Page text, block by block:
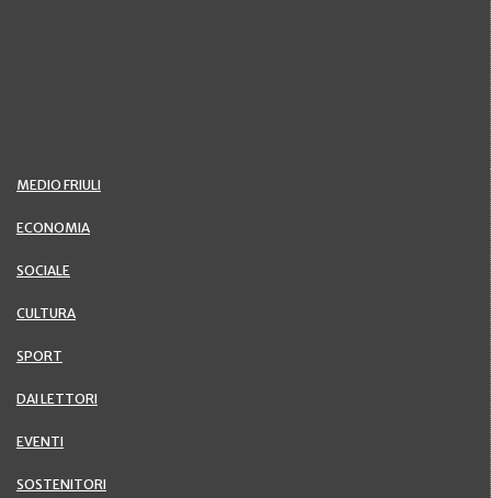
MEDIO FRIULI
ECONOMIA
SOCIALE
CULTURA
SPORT
DAI LETTORI
EVENTI
SOSTENITORI